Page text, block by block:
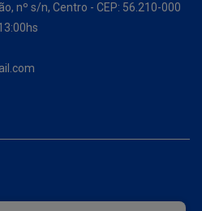
nº s/n, Centro - CEP: 56.210-000